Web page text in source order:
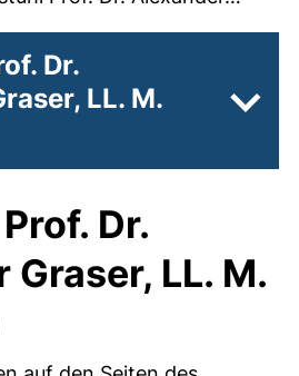
Dr.
LL. M.
Dr.
LL. M.